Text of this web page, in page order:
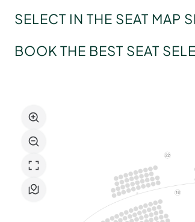
SELECT IN THE SEAT MAP
BOOK THE BEST SEAT
map